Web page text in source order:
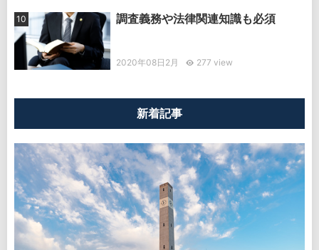
調査義務や法律関連知識も必須
2020年08日2月 277 view
新着記事